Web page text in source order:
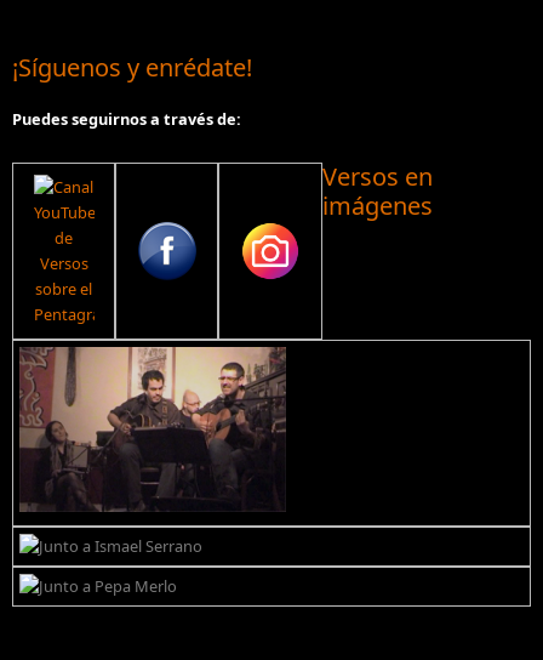
¡Síguenos y enrédate!
Puedes seguirnos a través de:
Versos en
imágenes